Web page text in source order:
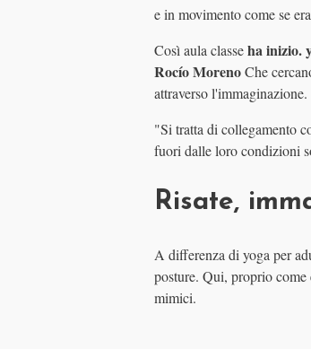
e in movimento come se
Così aula classeha inizio.
Rocío MorenoChe
attraverso l'immaginazione.
"Si tratta di collegamento
fuori dalle loro condizioni
Risate,
A differenza di yoga per
posture. Qui, proprio come
mimici.